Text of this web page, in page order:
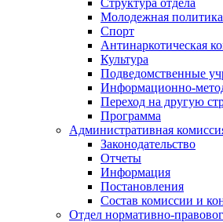
Структура отдела
Молодежная политика
Спорт
Антинаркотическая
Культура
Подведомственные
Информационно-
Переход на другую
Программа
Административная
Законодательство
Отчеты
Информация
Постановления
Состав комиссии и
Отдел нормативно-